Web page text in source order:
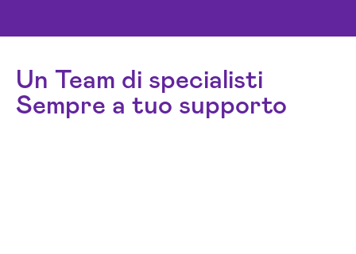
Un Team di specialisti
Sempre a tuo supporto